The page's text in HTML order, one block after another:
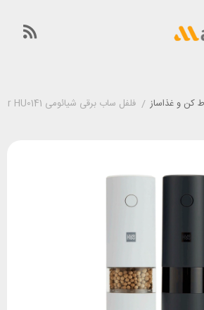
کن و غذاساز / فلفل ساب برقی شیائومی Xiaomi HUOHOU Electric grinder HU0141